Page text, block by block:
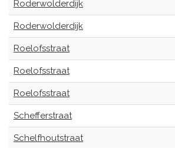
Roderwolderdijk
Roderwolderdijk
Roelofsstraat
Roelofsstraat
Roelofsstraat
Schefferstraat
Schelfhoutstraat